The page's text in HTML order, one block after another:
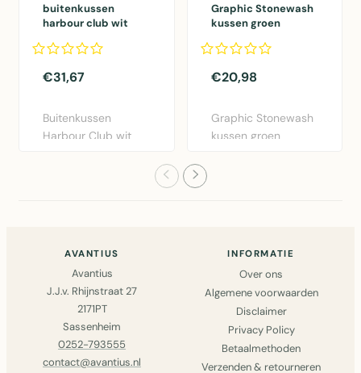
buitenkussen
harbour club wit
€31,67
Buitenkussen
Harbour Club wit
Graphic Stonewash
kussen groen
€20,98
Graphic Stonewash
kussen groen
AVANTIUS
Avantius
J.J.v. Rhijnstraat 27
2171PT
Sassenheim
0252-793555
contact@avantius.nl
INFORMATIE
Over ons
Algemene voorwaarden
Disclaimer
Privacy Policy
Betaalmethoden
Verzenden & retourneren